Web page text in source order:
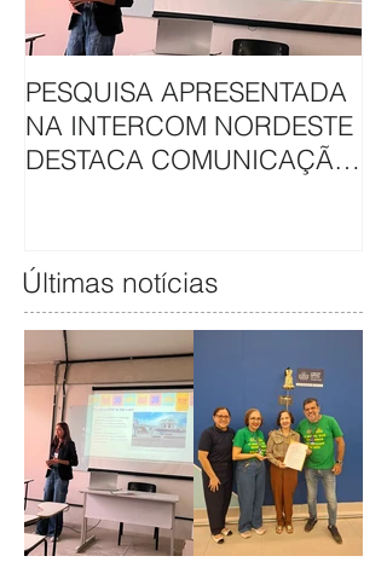
PESQUISA APRESENTADA
NA INTERCOM NORDESTE
DESTACA COMUNICAÇÃO
Últimas notícias